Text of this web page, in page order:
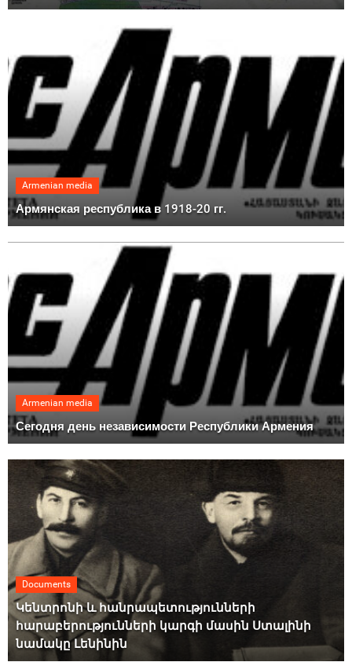
Armenian media
Армянская республика в 1918-20 гг.
Armenian media
Сегодня день независимости Республики Армения
Documents
Կենտրոնի և հանրապետությունների
հարաբերությունների կարգի մասին Ստալինի
նամակը Լենինին